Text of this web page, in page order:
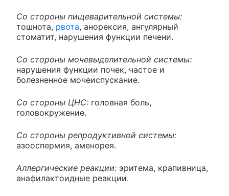
Со стороны пищеварительной системы:
тошнота, рвота, анорексия, ангулярный
стоматит, нарушения функции печени.
Со стороны мочевыделительной системы:
нарушения функции почек, частое и
болезненное мочеиспускание.
Со стороны ЦНС: головная боль,
головокружение.
Со стороны репродуктивной системы:
азооспермия, аменорея.
Аллергические реакции: эритема, крапивница,
анафилактоидные реакции.